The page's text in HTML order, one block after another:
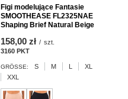
Figi modelujące Fantasie
SMOOTHEASE FL2325NAE
Shaping Brief Natural Beige
158,00 zł / szt.
3160 PKT
GRÖSSE: S M L
XL
XXL